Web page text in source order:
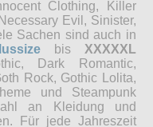
Clothing, Killer
Evil, Sinister,
Sachen sind auch in
bis XXXXXL
Dark Romantic,
Rock, Gothic Lolita,
und Steampunk
an Kleidung und
Für jede Jahreszeit